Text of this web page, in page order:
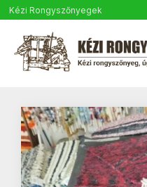
Kézi Rongyszőnyegek